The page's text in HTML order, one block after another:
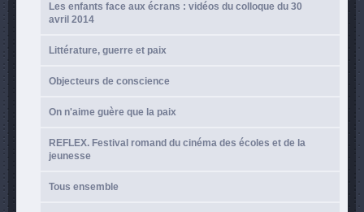
Les enfants face aux écrans : vidéos du colloque du 30
avril 2014
Littérature, guerre et paix
Objecteurs de conscience
On n'aime guère que la paix
REFLEX. Festival romand du cinéma des écoles et de la
jeunesse
Tous ensemble